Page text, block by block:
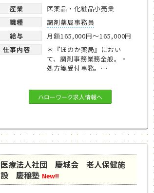
産業
医薬品・化粧品小売業
職種
調剤薬局事務員
給与
月額165,000円～165,000円
仕事内容
＊『ほのか薬局』におい
て、調剤事務業務全般。・
処方箋受付事務。…
ハローワーク求人情報へ
医療法人社団 慶城会 老人保健施
設 慶穣塾 New!!